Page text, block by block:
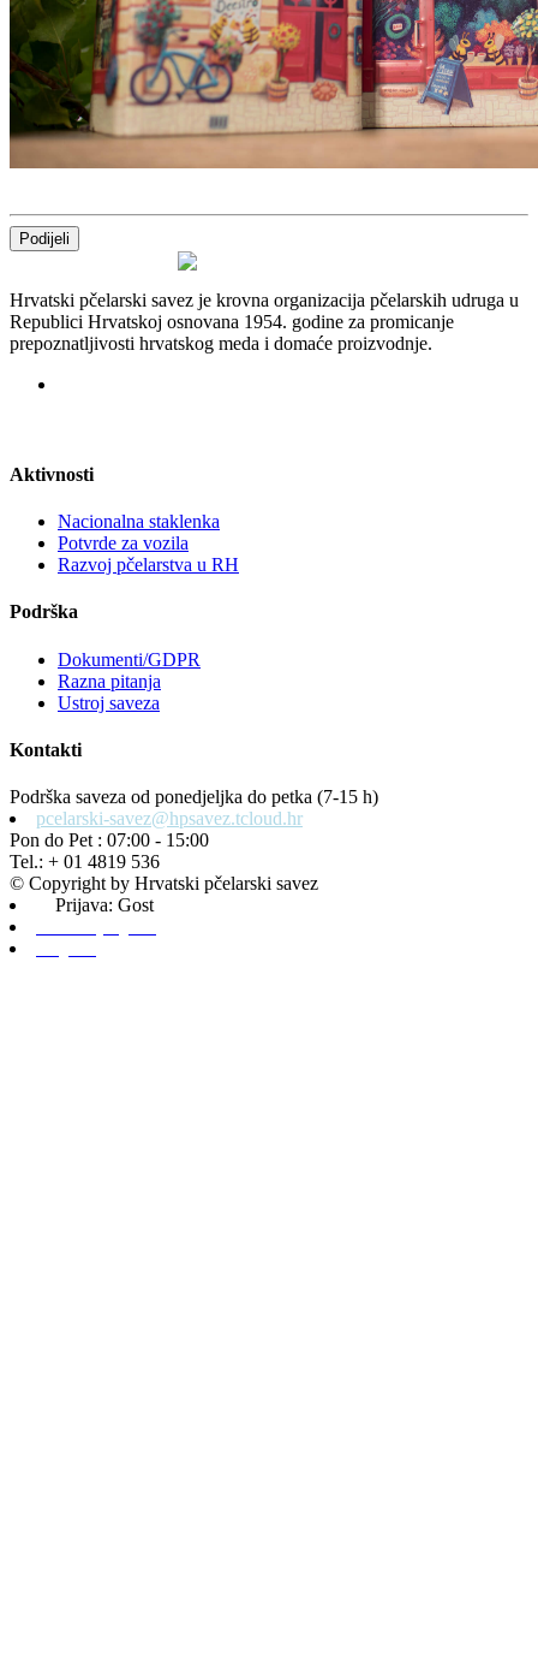
Podijeli
Hrvatski pčelarski savez je krovna organizacija pčelarskih udruga u
Republici Hrvatskoj osnovana 1954. godine za promicanje
prepoznatljivosti hrvatskog meda i domaće proizvodnje.
Aktivnosti
Nacionalna staklenka
Potvrde za vozila
Razvoj pčelarstva u RH
Podrška
Dokumenti/GDPR
Razna pitanja
Ustroj saveza
Kontakti
Podrška saveza od ponedjeljka do petka (7-15 h)
pcelarski-savez@hpsavez.tcloud.hr
Pon do Pet : 07:00 - 15:00
Tel.: + 01 4819 536
© Copyright by Hrvatski pčelarski savez
Prijava: Gost